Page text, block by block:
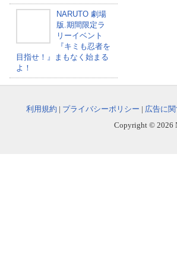
NARUTO 劇場
版.期間限定ラ
リーイベント
『キミも忍者を
目指せ！』まもなく始まる
よ！
利用規約 | プライバシーポリシー | 広告に
Copyright © 2026